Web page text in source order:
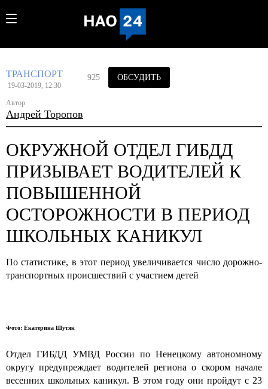
ТРАНСПОРТ
19-03-2019, 12:30
Автор
Андрей Торопов
925 ОБСУДИТЬ
ОКРУЖНОЙ ОТДЕЛ ГИБДД
ПРИЗЫВАЕТ ВОДИТЕЛЕЙ К
ПОВЫШЕННОЙ
ОСТОРОЖНОСТИ В ПЕРИОД
ШКОЛЬНЫХ КАНИКУЛ
По статистике, в этот период увеличивается число дорожно-
транспортных происшествий с участием детей
Фото: Екатерина Шутяк
Отдел ГИБДД УМВД России по Ненецкому автономному
округу предупреждает водителей региона о скором начале
весенних школьных каникул. В этом году они пройдут с 23